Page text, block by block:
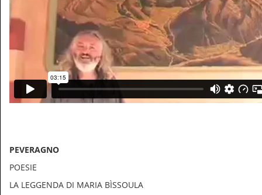
PEVERAGNO
POESIE
LA LEGGENDA DI MARIA BÌSSOULA